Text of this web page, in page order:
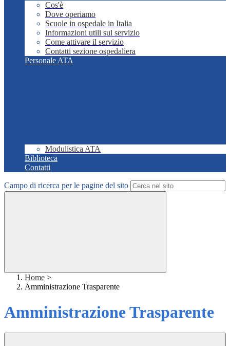
Cos'è
Dove operiamo
Scuole in ospedale in Italia
Informazioni utili sul servizio
Come attivare il servizio
Contatti sezione ospedaliera
Personale ATA
Modulistica ATA
Biblioteca
Contatti
Campo di ricerca per le pagine del sito
Home >
Amministrazione Trasparente
Amministrazione Trasparente